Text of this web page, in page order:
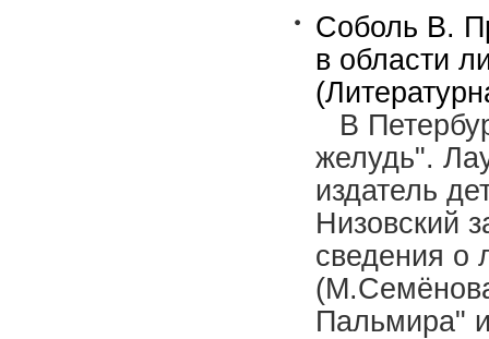
Соболь В.
в области
В
желудь".
издатель
Низовский
сведения о
Пальмира"